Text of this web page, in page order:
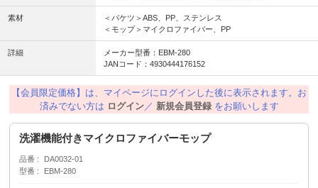
素材
＜バケツ＞ABS、PP、ステンレス
＜モップ＞マイクロファイバー、PP
詳細
メーカー型番：EBM-280
JANコード：4930444176152
【会員限定価格】は、マイページにログインした後に表示されます。お
済みでない方は ログイン／ 新規会員登録をお願いします
洗濯機能付きマイクロファイバーモップ
品番
DA0032-01
型番
EBM-280